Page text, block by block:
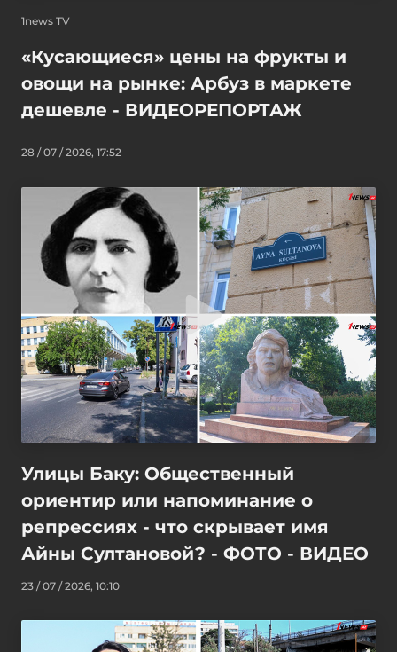
1news TV
«Кусающиеся» цены на фрукты и
овощи на рынке: Арбуз в маркете
дешевле - ВИДЕОРЕПОРТАЖ
28 / 07 / 2026, 17:52
Улицы Баку: Общественный
ориентир или напоминание о
репрессиях - что скрывает имя
Айны Султановой? - ФОТО - ВИДЕО
23 / 07 / 2026, 10:10